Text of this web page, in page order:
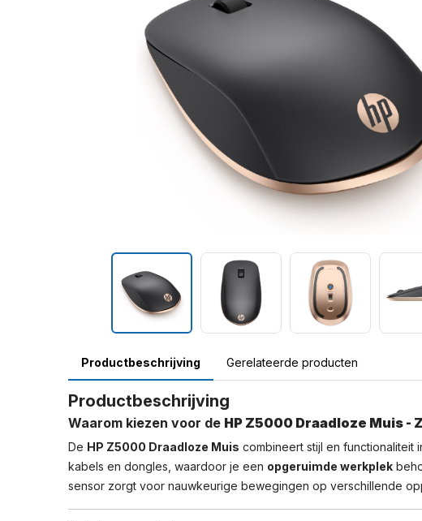
Productbeschrijving Gerelateerde producten
Productbeschrijving
Waarom kiezen voor de HP Z5000 Draadloze Muis -
De HP Z5000 Draadloze Muis combineert stijl en functionaliteit
kabels en dongles, waardoor je een opgeruimde werkplek
sensor zorgt voor nauwkeurige bewegingen op verschillende